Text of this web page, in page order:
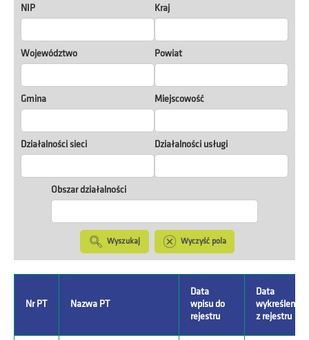
NIP Kraj
Województwo Powiat
Gmina Miejscowość
Działalności sieci Działalności usługi
Obszar działalności
Wyszukaj Wyczyść pola
Nr PT Nazwa PT
Data
wpisu do
rejestru
Data
wykreślenia
z rejestru